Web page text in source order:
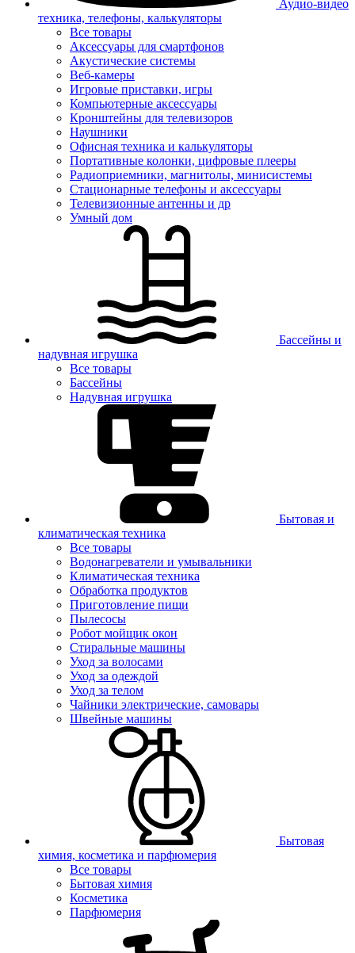
Аудио-видео
техника, телефоны, калькуляторы
Все товары
Аксессуары для смартфонов
Акустические системы
Веб-камеры
Игровые приставки, игры
Компьютерные аксессуары
Кронштейны для телевизоров
Наушники
Офисная техника и калькуляторы
Портативные колонки, цифровые плееры
Радиоприемники, магнитолы, минисистемы
Стационарные телефоны и аксессуары
Телевизионные антенны и др
Умный дом
Бассейны и
надувная игрушка
Все товары
Бассейны
Надувная игрушка
Бытовая и
климатическая техника
Все товары
Водонагреватели и умывальники
Климатическая техника
Обработка продуктов
Приготовление пищи
Пылесосы
Робот мойщик окон
Стиральные машины
Уход за волосами
Уход за одеждой
Уход за телом
Чайники электрические, самовары
Швейные машины
Бытовая
химия, косметика и парфюмерия
Все товары
Бытовая химия
Косметика
Парфюмерия